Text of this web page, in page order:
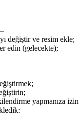
değiştir ve resim ekle;
edin (gelecekte);
yapmanıza izin